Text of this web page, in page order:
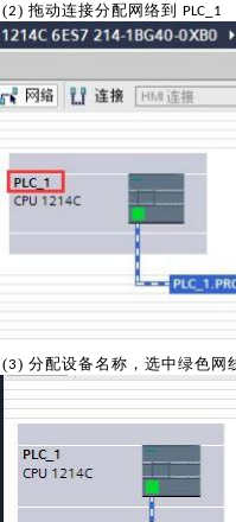
(2) 拖动连接分配网络到 PLC _1
(3) 分配设备名称，选中绿色网